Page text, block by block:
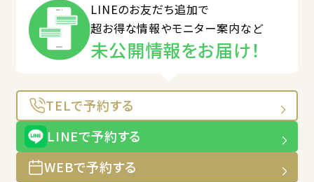
LINEのお友だち追加で
超お得な情報やモニター案内など
未公開情報をお届け！
TELで予約する
LINEで予約する
WEBで予約する